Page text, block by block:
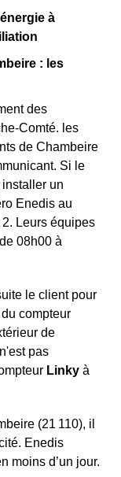
à
: les
des
Comté. les
de Chambeire
Si le
un
Enedis au
Leurs équipes
08h00 à
le client pour
compteur
de
pas
Linky à
(21 110), il
Enedis
moins d’un jour.